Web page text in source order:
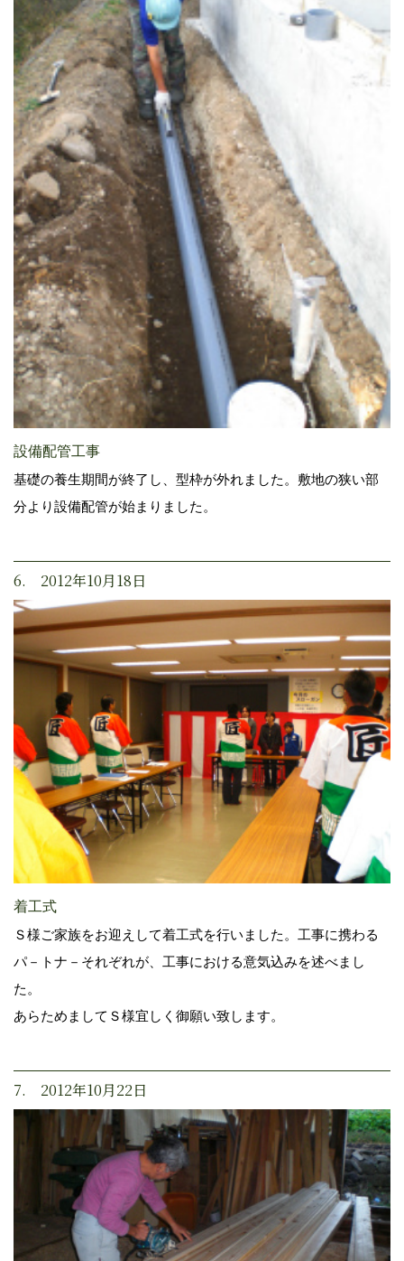
設備配管工事
基礎の養生期間が終了し、型枠が外れました。敷地の狭い部
分より設備配管が始まりました。
6. 2012年10月18日
着工式
Ｓ様ご家族をお迎えして着工式を行いました。工事に携わる
パ－トナ－それぞれが、工事における意気込みを述べまし
た。
あらためましてＳ様宜しく御願い致します。
7. 2012年10月22日